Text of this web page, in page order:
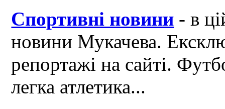
Спортивні новини - в
новини Мукачева.
репортажі на сайті.
легка атлетика...